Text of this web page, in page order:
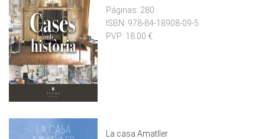
Páginas: 280
ISBN: 978-84-18908-09-5
PVP: 18.00 €
La casa Amatller